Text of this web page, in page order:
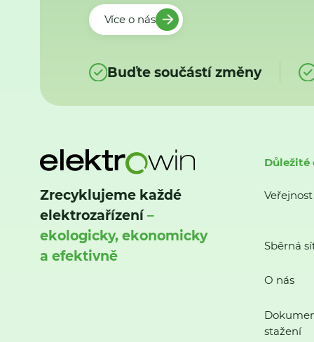
Více o nás
Buďte součástí změny
Zrecyklujeme každé
elektrozařízení–
ekologicky, ekonomicky
a efektivně
Důležité
Veřejnost
Sběrná
O nás
stažení